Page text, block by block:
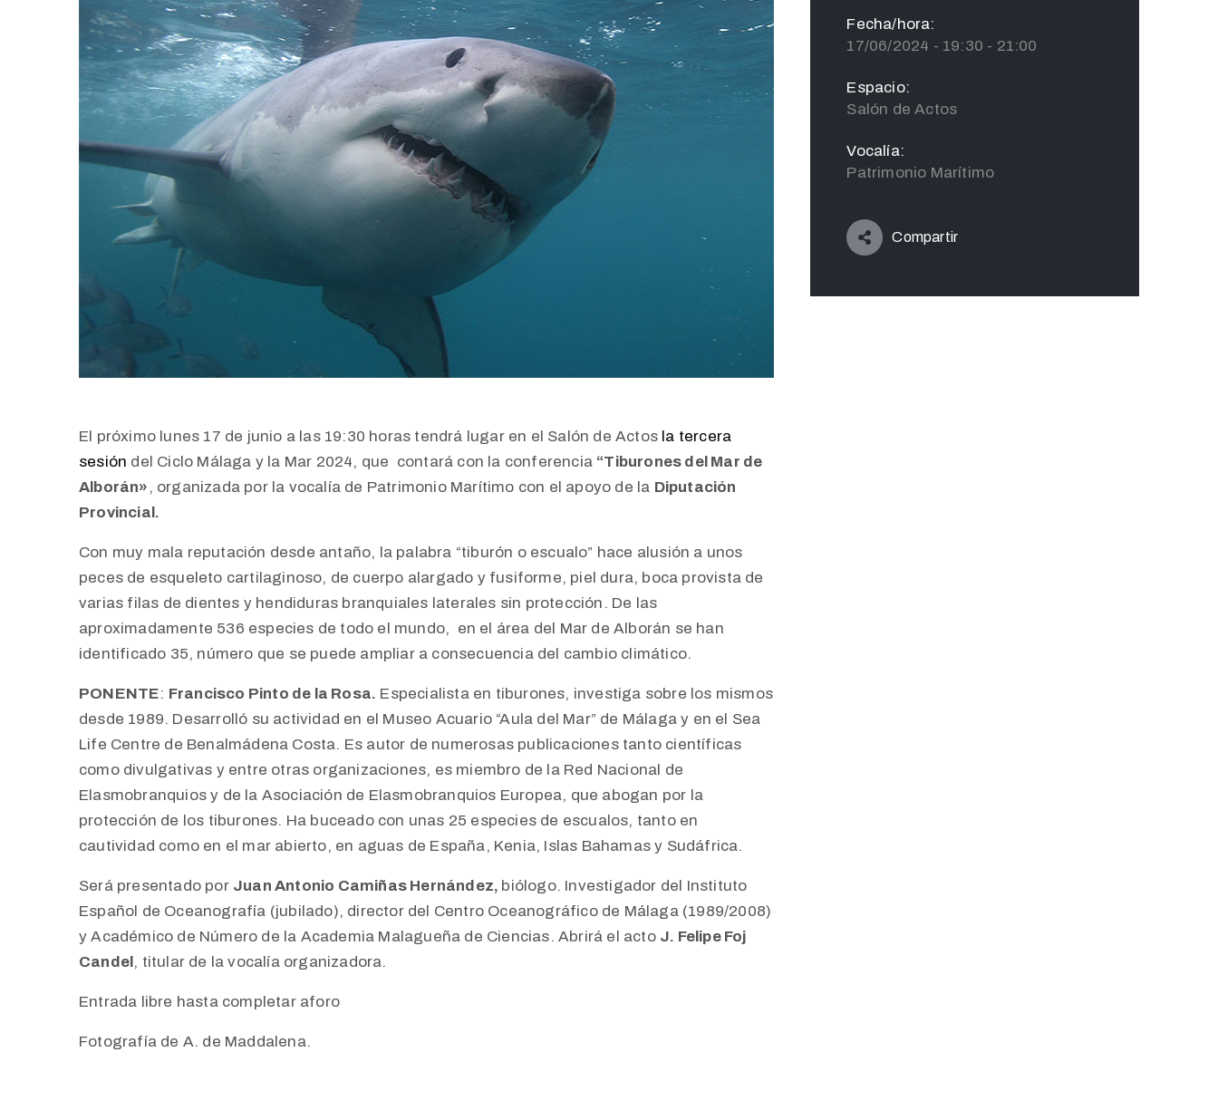
El próximo lunes 17 de junio a las 19:30 horas tendrá lugar en el Salón de Actos la tercera
sesión del Ciclo Málaga y la Mar 2024, que contará con la conferencia “Tiburones del Mar de
Alborán» , organizada por la vocalía de Patrimonio Marítimo con el apoyo de la Diputación
Provincial.
Con muy mala reputación desde antaño, la palabra “tiburón o escualo” hace alusión a unos
peces de esqueleto cartilaginoso, de cuerpo alargado y fusiforme, piel dura, boca provista de
varias filas de dientes y hendiduras branquiales laterales sin protección. De las
aproximadamente 536 especies de todo el mundo, en el área del Mar de Alborán se han
identificado 35, número que se puede ampliar a consecuencia del cambio climático.
PONENTE: Francisco Pinto de la Rosa. Especialista en tiburones, investiga sobre los mismos
desde 1989. Desarrolló su actividad en el Museo Acuario “Aula del Mar” de Málaga y en el Sea
Life Centre de Benalmádena Costa. Es autor de numerosas publicaciones tanto científicas
como divulgativas y entre otras organizaciones, es miembro de la Red Nacional de
Elasmobranquios y de la Asociación de Elasmobranquios Europea, que abogan por la
protección de los tiburones. Ha buceado con unas 25 especies de escualos, tanto en
cautividad como en el mar abierto, en aguas de España, Kenia, Islas Bahamas y Sudáfrica.
Será presentado por Juan Antonio Camiñas Hernández, biólogo. Investigador del Instituto
Español de Oceanografía (jubilado), director del Centro Oceanográfico de Málaga (1989/2008)
y Académico de Número de la Academia Malagueña de Ciencias. Abrirá el acto J. Felipe Foj
Candel, titular de la vocalía organizadora.
Entrada libre hasta completar aforo
Fotografía de A. de Maddalena.
Fecha/hora:
17/06/2024 - 19:30 - 21:00
Espacio:
Salón de Actos
Vocalía:
Patrimonio Marítimo
Compartir